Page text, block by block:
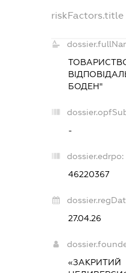
riskFactors.title
БОДЕН"
-
dossier.edrpo:
46220367
27.04.26
«ЗАКРИТИЙ